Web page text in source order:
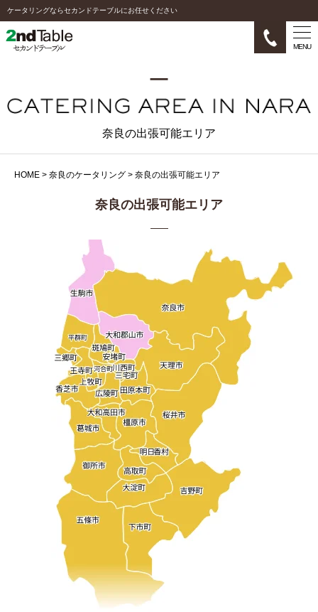
ケータリングならセカンドテーブルにお任せください
MENU
奈良の出張可能エリア
HOME > 奈良のケータリング > 奈良の出張可能エリア
奈良の出張可能エリア